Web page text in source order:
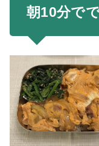
朝10分で